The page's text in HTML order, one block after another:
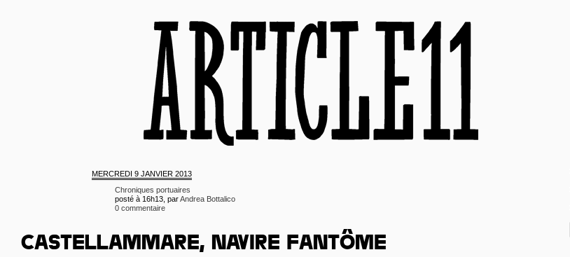
MERCREDI 9 JANVIER 2013
Chroniques portuaires
posté à 16h13, parAndrea Bottalico
0 commentaire
CASTELLAMMARE, NAVIRE FANTÔME